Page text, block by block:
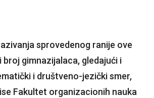
sprovedenog ranije ove
broj gimnazijalaca, gledajući i
i društveno-jezički smer,
Fakultet organizacionih nauka